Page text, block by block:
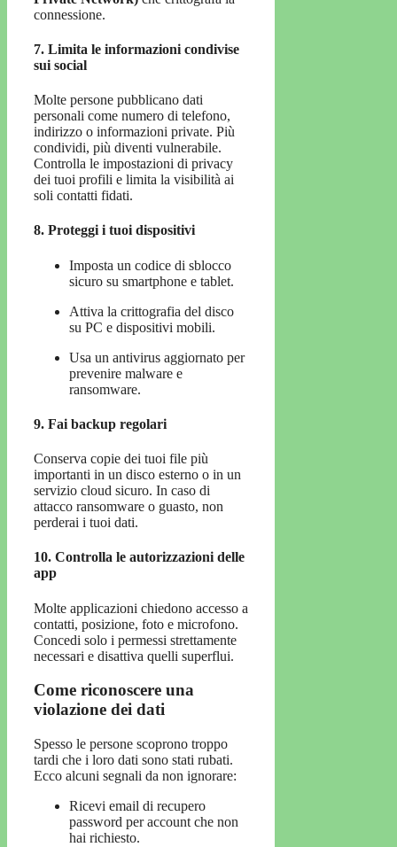
connessione.
7. Limita le informazioni condivise
sui social
Molte persone pubblicano dati
personali come numero di telefono,
indirizzo o informazioni private. Più
condividi, più diventi vulnerabile.
Controlla le impostazioni di privacy
dei tuoi profili e limita la visibilità ai
soli contatti fidati.
8. Proteggi i tuoi dispositivi
Imposta un codice di sblocco
sicuro su smartphone e tablet.
Attiva la crittografia del disco
su PC e dispositivi mobili.
Usa un antivirus aggiornato per
prevenire malware e
ransomware.
9. Fai backup regolari
Conserva copie dei tuoi file più
importanti in un disco esterno o in un
servizio cloud sicuro. In caso di
attacco ransomware o guasto, non
perderai i tuoi dati.
10. Controlla le autorizzazioni delle
app
Molte applicazioni chiedono accesso a
contatti, posizione, foto e microfono.
Concedi solo i permessi strettamente
necessari e disattiva quelli superflui.
Come riconoscere una
violazione dei dati
Spesso le persone scoprono troppo
tardi che i loro dati sono stati rubati.
Ecco alcuni segnali da non ignorare:
Ricevi email di recupero
password per account che non
hai richiesto.